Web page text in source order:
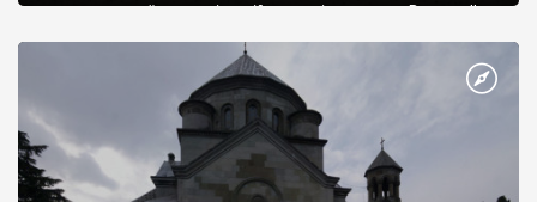
диктувати свої умови візантійському імператору Василю ІІ, та
Херсонесі Володимир-язичник, став Василем-християнином.
А потім було Хрещення Русі. На честь Херсонесу Таврійського